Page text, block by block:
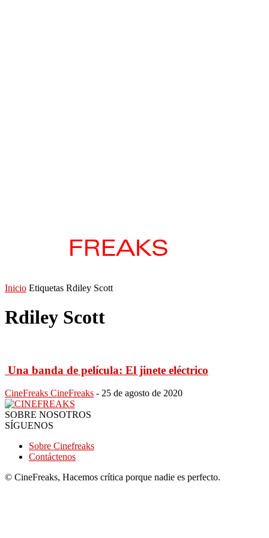
Inicio Etiquetas Rdiley Scott
Rdiley Scott
Una banda de película: El jinete eléctrico
CineFreaks CineFreaks - 25 de agosto de 2020
SOBRE NOSOTROS
SÍGUENOS
Sobre Cinefreaks
Contáctenos
© CineFreaks, Hacemos crítica porque nadie es perfecto.